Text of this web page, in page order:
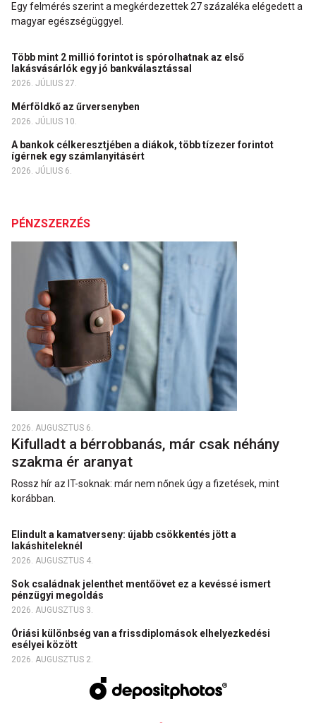
Egy felmérés szerint a megkérdezettek 27 százaléka elégedett a
magyar egészségüggyel.
Több mint 2 millió forintot is spórolhatnak az első
lakásvásárlók egy jó bankválasztással
2026. JÚLIUS 27.
Mérföldkő az űrversenyben
2026. JÚLIUS 10.
A bankok célkeresztjében a diákok, több tízezer forintot
ígérnek egy számlanyitásért
2026. JÚLIUS 6.
PÉNZSZERZÉS
2026. AUGUSZTUS 6.
Kifulladt a bérrobbanás, már csak néhány
szakma ér aranyat
Rossz hír az IT-soknak: már nem nőnek úgy a fizetések, mint
korábban.
Elindult a kamatverseny: újabb csökkentés jött a
lakáshiteleknél
2026. AUGUSZTUS 4.
Sok családnak jelenthet mentőövet ez a kevéssé ismert
pénzügyi megoldás
2026. AUGUSZTUS 3.
Óriási különbség van a frissdiplomások elhelyezkedési
esélyei között
2026. AUGUSZTUS 2.